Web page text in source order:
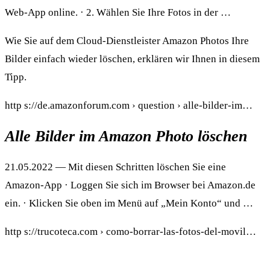
Web-App online. · 2. Wählen Sie Ihre Fotos in der …
Wie Sie auf dem Cloud-Dienstleister Amazon Photos Ihre
Bilder einfach wieder löschen, erklären wir Ihnen in diesem
Tipp.
http s://de.amazonforum.com › question › alle-bilder-im…
Alle Bilder im Amazon Photo löschen
21.05.2022 — Mit diesen Schritten löschen Sie eine
Amazon-App · Loggen Sie sich im Browser bei Amazon.de
ein. · Klicken Sie oben im Menü auf „Mein Konto“ und …
http s://trucoteca.com › como-borrar-las-fotos-del-movil…